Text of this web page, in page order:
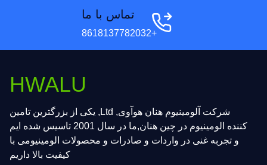
تماس با ما
+8618137782032
HWALU
شرکت آلومینیوم هنان هوآوی, Ltd, یکی از بزرگترین تامین
کننده الومینیوم در چین هنان,ما در سال 2001 تاسیس شده ایم
و تجربه غنی در واردات و صادرات و محصولات الومینیومی با
کیفیت بالا داریم